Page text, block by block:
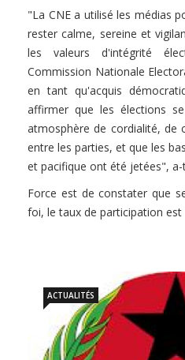
"La CNE a utilisé les médias
rester calme, sereine et
les valeurs d'intégrité
Commission Nationale
en tant qu'acquis
affirmer que les élections
atmosphère de cordialité, de
entre les parties, et que les
et pacifique ont été jetées", a-
Force est de constater que
foi, le taux de participation est
ACTUALITÉS